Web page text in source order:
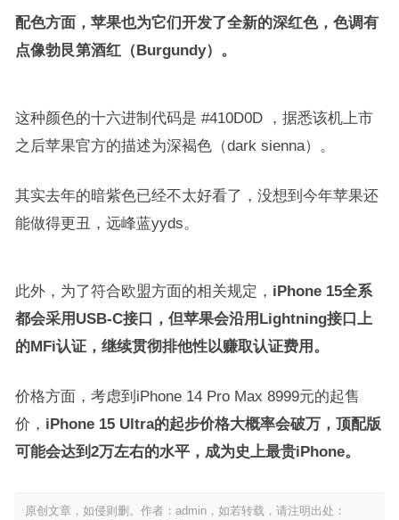
配色方面，苹果也为它们开发了全新的深红色，色调有
点像勃艮第酒红（Burgundy）。
这种颜色的十六进制代码是 #410D0D ，据悉该机上市
之后苹果官方的描述为深褐色（dark sienna）。
其实去年的暗紫色已经不太好看了，没想到今年苹果还
能做得更丑，远峰蓝yyds。
此外，为了符合欧盟方面的相关规定， iPhone 15全系
都会采用USB-C接口，但苹果会沿用Lightning接口上
的MFi认证，继续贯彻排他性以赚取认证费用。
价格方面，考虑到iPhone 14 Pro Max 8999元的起售
价， iPhone 15 Ultra的起步价格大概率会破万，顶配版
可能会达到2万左右的水平，成为史上最贵iPhone。
原创文章，如侵则删。作者：admin，如若转载，请注明出处：